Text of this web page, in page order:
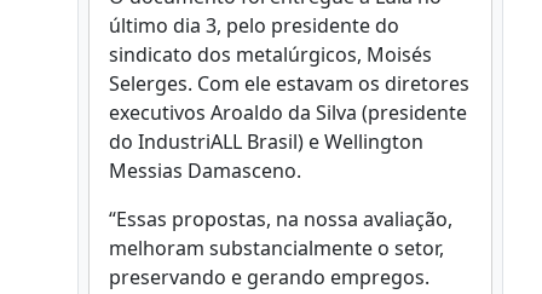
último dia 3, pelo presidente do
sindicato dos metalúrgicos, Moisés
Selerges. Com ele estavam os diretores
executivos Aroaldo da Silva (presidente
do IndustriALL Brasil) e Wellington
Messias Damasceno.
“Essas propostas, na nossa avaliação,
melhoram substancialmente o setor,
preservando e gerando empregos.